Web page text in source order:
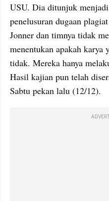
USU. Dia ditunjuk
Jonner dan timnya tidak
menentukan apakah karya
tidak. Mereka hanya
Hasil kajian pun telah
Sabtu pekan lalu (12/12).